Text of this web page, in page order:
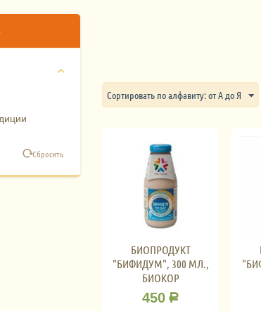
Сбросить
Сортировать по алфавиту: от А до Я
БИОПРОДУКТ
"БИФИДУМ", 300 МЛ.,
БИОКОР
450 Р